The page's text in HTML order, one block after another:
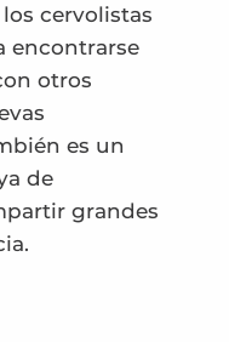
cervolistas
encontrarse
otros
es un
de
grandes